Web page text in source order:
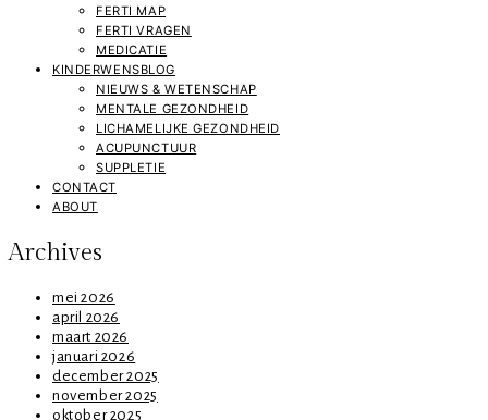
FERTI MAP
FERTI VRAGEN
MEDICATIE
KINDERWENSBLOG
NIEUWS & WETENSCHAP
MENTALE GEZONDHEID
LICHAMELIJKE GEZONDHEID
ACUPUNCTUUR
SUPPLETIE
CONTACT
ABOUT
Archives
mei 2026
april 2026
maart 2026
januari 2026
december 2025
november 2025
oktober 2025